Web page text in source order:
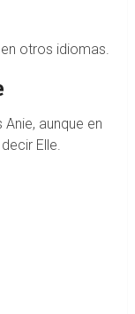
otros idiomas.
aunque en
Elle.